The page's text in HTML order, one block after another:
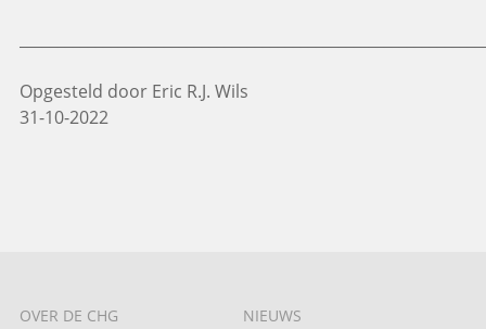
Opgesteld door Eric R.J. Wils
31-10-2022
OVER DE CHG NIEUWS